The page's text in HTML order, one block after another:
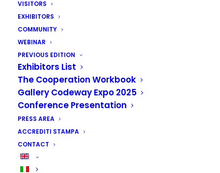
VISITORS
EXHIBITORS
COMMUNITY
WEBINAR
PREVIOUS EDITION
Exhibitors List
The Cooperation Workbook
Gallery Codeway Expo 2025
Conference Presentation
PRESS AREA
ACCREDITI STAMPA
CONTACT
Somalia: accordo
con Italia per
cooperazione su
media e cultura